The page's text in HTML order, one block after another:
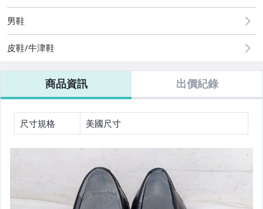
居家、家具與園藝
女裝與服飾配件
手錶與飾品配件
女包精品與女鞋
家電與影音視聽
運動、戶外與休閒
男鞋
皮鞋/牛津鞋
商品資訊 出價紀錄
尺寸規格 美國尺寸